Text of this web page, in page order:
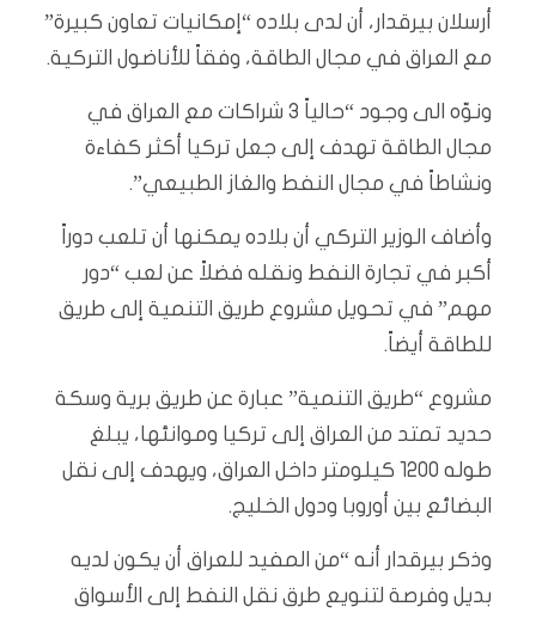
أرسلان بيرقدار، أن لدى بلاده “إمكانيات تعاون كبيرة”
مع العراق في مجال الطاقة، وفقاً للأناضول التركية.
ونوّه الى وجود “حالياً 3 شراكات مع العراق في
مجال الطاقة تهدف إلى جعل تركيا أكثر كفاءة
ونشاطاً في مجال النفط والغاز الطبيعي”.
وأضاف الوزير التركي أن بلاده يمكنها أن تلعب دوراً
أكبر في تجارة النفط ونقله فضلاً عن لعب “دور
مهم” في تحويل مشروع طريق التنمية إلى طريق
للطاقة أيضاً.
مشروع “طريق التنمية” عبارة عن طريق برية وسكة
حديد تمتد من العراق إلى تركيا وموانئها، يبلغ
طوله 1200 كيلومتر داخل العراق، ويهدف إلى نقل
البضائع بين أوروبا ودول الخليج.
وذكر بيرقدار أنه “من المفيد للعراق أن يكون لديه
بديل وفرصة لتنويع طرق نقل النفط إلى الأسواق